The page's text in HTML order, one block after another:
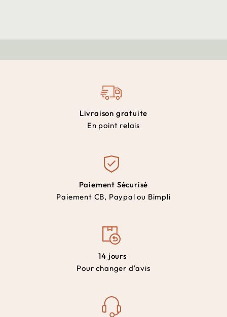
Livraison gratuite
En point relais
Paiement Sécurisé
Paiement CB, Paypal ou Bimpli
14 jours
Pour changer d'avis